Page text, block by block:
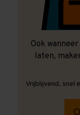
Ook
laten,
Vrijblijvend, snel